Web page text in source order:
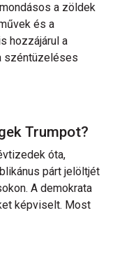
a zöldek
és a
hozzájárul a
széntüzeléses
Trumpot?
óta,
párt jelöltjét
A demokrata
képviselt. Most